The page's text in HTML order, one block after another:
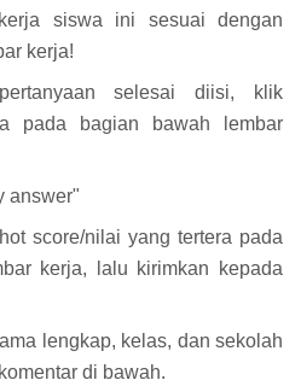
siswa ini sesuai dengan
kerja!
selesai diisi, klik
pada bagian bawah lembar
answer"
score/nilai yang tertera pada
kerja, lalu kirimkan kepada
lengkap, kelas, dan sekolah
di bawah.